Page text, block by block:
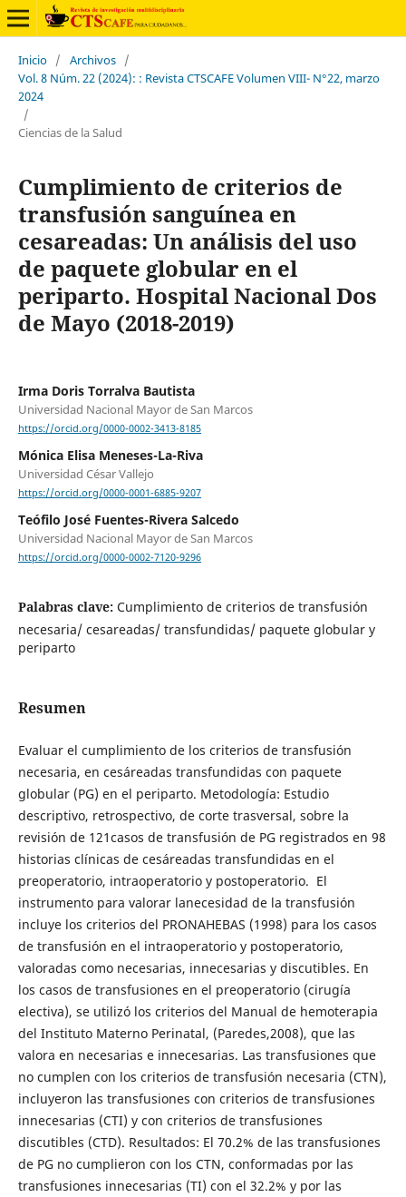
Inicio / Archivos /
Vol. 8 Núm. 22 (2024): : Revista CTSCAFE Volumen VIII- N°22, marzo
2024
/
Ciencias de la Salud
Cumplimiento de criterios de
transfusión sanguínea en
cesareadas: Un análisis del uso
de paquete globular en el
periparto. Hospital Nacional Dos
de Mayo (2018-2019)
Irma Doris Torralva Bautista
Universidad Nacional Mayor de San Marcos
https://orcid.org/0000-0002-3413-8185
Mónica Elisa Meneses-La-Riva
Universidad César Vallejo
https://orcid.org/0000-0001-6885-9207
Teófilo José Fuentes-Rivera Salcedo
Universidad Nacional Mayor de San Marcos
https://orcid.org/0000-0002-7120-9296
Palabras clave: Cumplimiento de criterios de transfusión
necesaria/ cesareadas/ transfundidas/ paquete globular y
periparto
Resumen
Evaluar el cumplimiento de los criterios de transfusión
necesaria, en cesáreadas transfundidas con paquete
globular (PG) en el periparto. Metodología: Estudio
descriptivo, retrospectivo, de corte trasversal, sobre la
revisión de 121casos de transfusión de PG registrados en 98
historias clínicas de cesáreadas transfundidas en el
preoperatorio, intraoperatorio y postoperatorio. El
instrumento para valorar lanecesidad de la transfusión
incluye los criterios del PRONAHEBAS (1998) para los casos
de transfusión en el intraoperatorio y postoperatorio,
valoradas como necesarias, innecesarias y discutibles. En
los casos de transfusiones en el preoperatorio (cirugía
electiva), se utilizó los criterios del Manual de hemoterapia
del Instituto Materno Perinatal, (Paredes,2008), que las
valora en necesarias e innecesarias. Las transfusiones que
no cumplen con los criterios de transfusión necesaria (CTN),
incluyeron las transfusiones con criterios de transfusiones
innecesarias (CTI) y con criterios de transfusiones
discutibles (CTD). Resultados: El 70.2% de las transfusiones
de PG no cumplieron con los CTN, conformadas por las
transfusiones innecesarias (TI) con el 32.2% y por las